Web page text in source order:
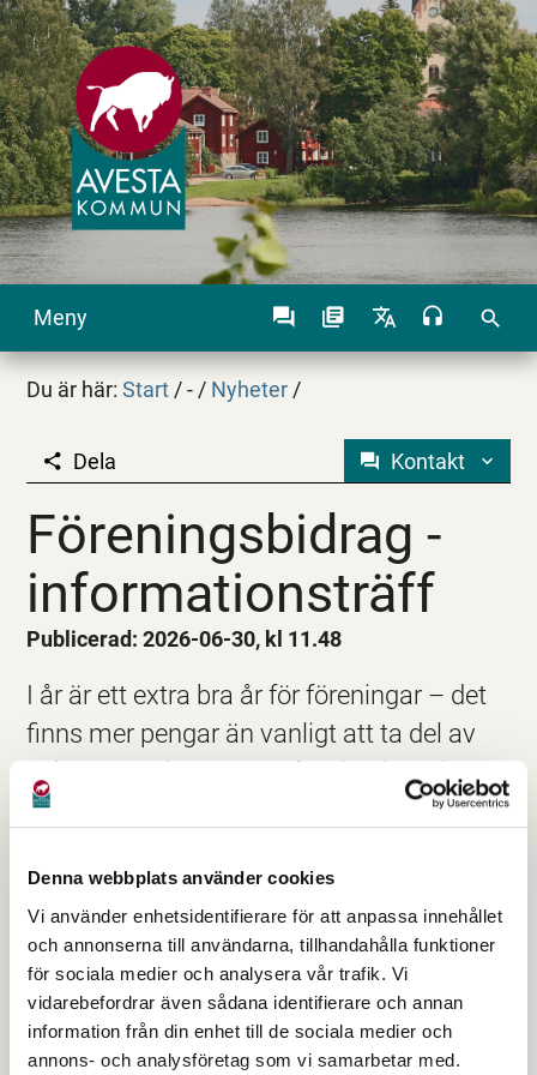
Denna webbplats använder cookies
Vi använder enhetsidentifierare för att anpassa innehållet
och annonserna till användarna, tillhandahålla funktioner
för sociala medier och analysera vår trafik. Vi
vidarebefordrar även sådana identifierare och annan
information från din enhet till de sociala medier och
annons- och analysföretag som vi samarbetar med.
Meny search
Du är här:Start /- / Nyheter /
Föreningsbidrag -
Dela Kontakt
Föreningsbidrag -
informationsträff
Publicerad: 2026-06-30, kl 11.48
I år är ett extra bra år för föreningar – det
finns mer pengar än vanligt att ta del av
och nya upplägg som påverkar hur ni
ansöker. Missa inte denna träff där vi går
del av möjligheterna